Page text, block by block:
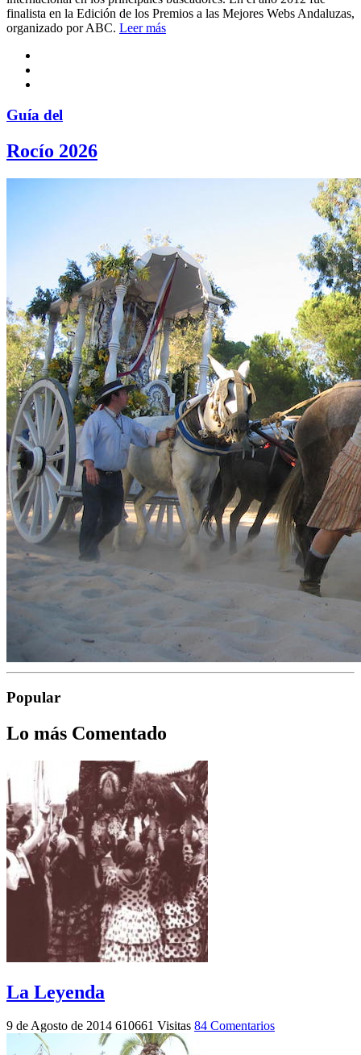
finalista en la Edición de los Premios a las Mejores Webs Andaluzas,
organizado por ABC. Leer más
Guía del
Rocío 2026
Popular
Lo más Comentado
La Leyenda
9 de Agosto de 2014 610661 Visitas 84 Comentarios